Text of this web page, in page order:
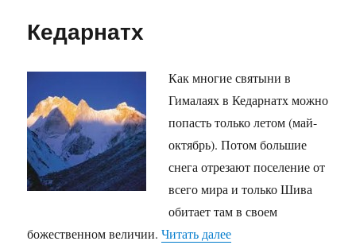
Кедарнатх
Как многие святыни в
Гималаях в Кедарнатх можно
попасть только летом (май-
октябрь). Потом большие
снега отрезают поселение от
всего мира и только Шива
обитает там в своем
божественном величии.Читать далее«Кедарнатх»